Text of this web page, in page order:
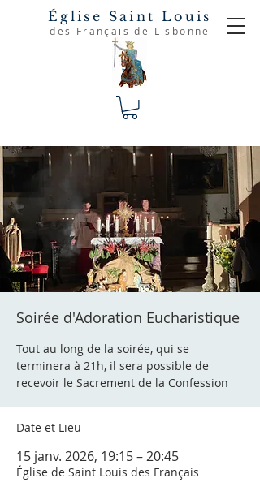
Église Saint Louis
des Français de Lisbonne
Soirée d'Adoration Eucharistique
Tout au long de la soirée, qui se
terminera à 21h, il sera possible de
recevoir le Sacrement de la Confession
Date et Lieu
15 janv. 2026, 19:15 – 20:45
Église de Saint Louis des Français